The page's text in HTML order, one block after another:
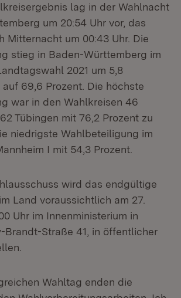
lag in der Wahlnacht
um 20:54 Uhr vor, das
Mitternacht um 00:43 Uhr. Die
stieg in Baden-Württemberg im
2021 um 5,8
69,6 Prozent. Die höchste
war in den Wahlkreisen 46
Tübingen mit 76,2 Prozent zu
niedrigste Wahlbeteiligung im
I mit 54,3 Prozent.
wird das endgültige
Land voraussichtlich am 27.
Uhr im Innenministerium in
Brandt-Straße 41, in öffentlicher
Wahltag enden die